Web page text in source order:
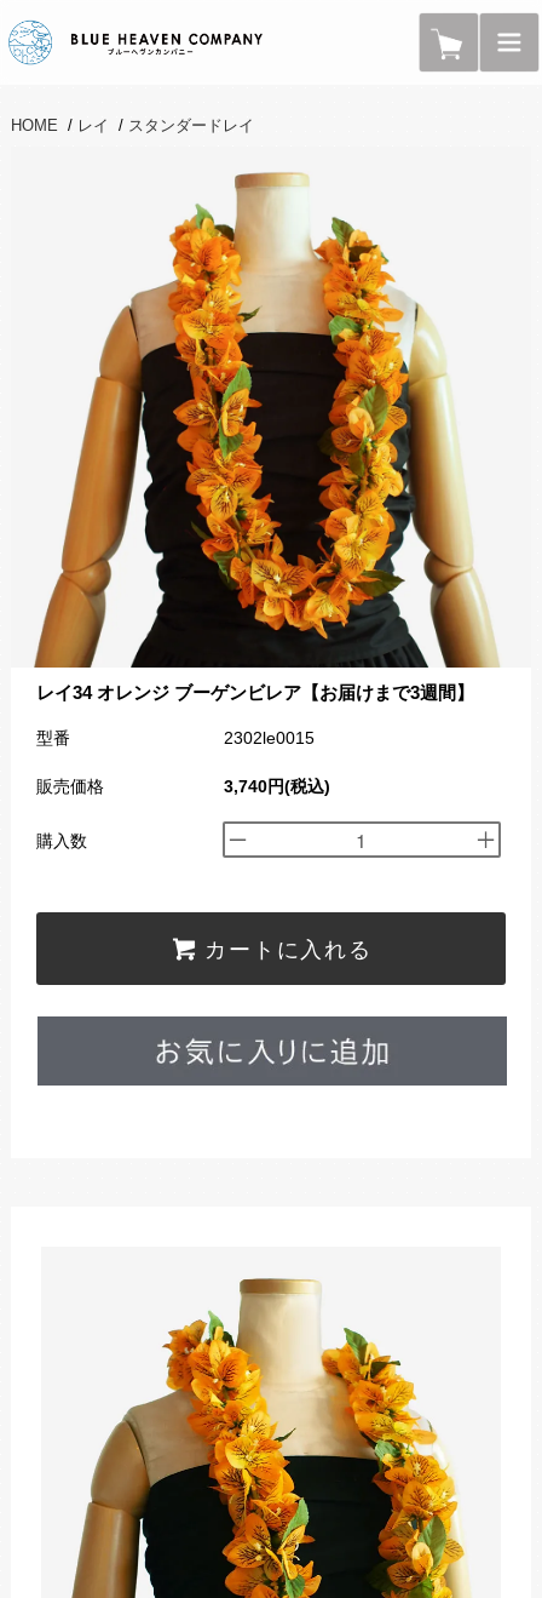
HOME / レイ / スタンダードレイ
レイ34 オレンジ ブーゲンビレア【お届けまで3週間】
型番 2302le0015
販売価格 3,740円(税込)
購入数
カートに入れる